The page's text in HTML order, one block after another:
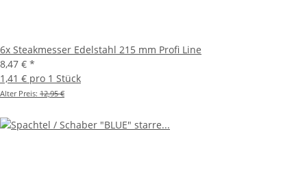
6x Steakmesser Edelstahl 215 mm Profi Line
8,47 € *
1,41 € pro 1 Stück
Alter Preis: 12,95 €